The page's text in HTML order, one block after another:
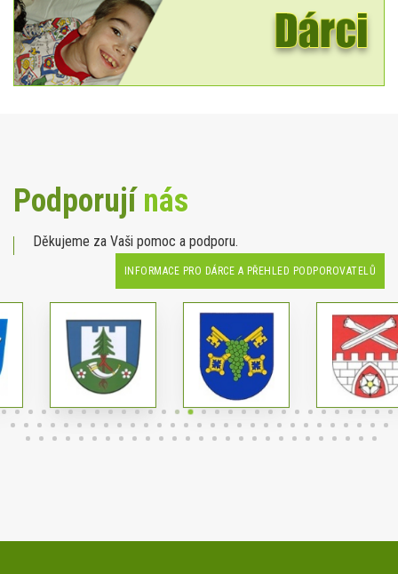
Podporujínás
Děkujeme za Vaši pomoc a podporu.
INFORMACE PRO DÁRCE A PŘEHLED PODPOROVATELŮ